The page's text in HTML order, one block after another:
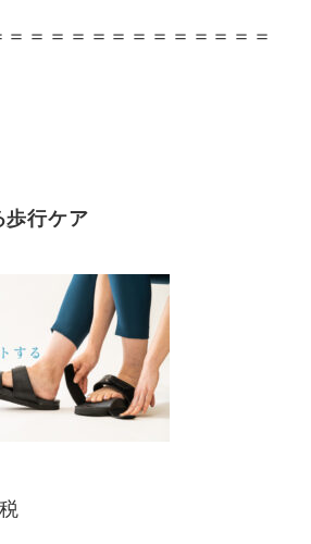
＝＝＝＝＝＝＝＝＝＝＝＝＝
歩行ケア